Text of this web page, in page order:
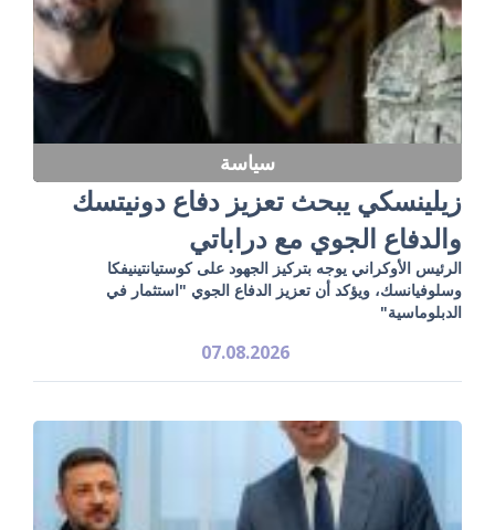
سياسة
زيلينسكي يبحث تعزيز دفاع دونيتسك
والدفاع الجوي مع دراباتي
الرئيس الأوكراني يوجه بتركيز الجهود على كوستيانتينيفكا
وسلوفيانسك، ويؤكد أن تعزيز الدفاع الجوي "استثمار في
الدبلوماسية"
07.08.2026